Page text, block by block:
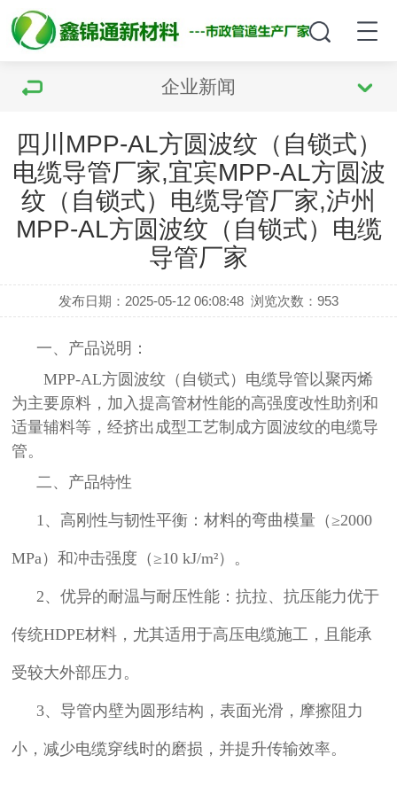
企业新闻
四川MPP-AL方圆波纹（自锁式）
电缆导管厂家,宜宾MPP-AL方圆波
纹（自锁式）电缆导管厂家,泸州
MPP-AL方圆波纹（自锁式）电缆
导管厂家
发布日期：2025-05-12 06:08:48 浏览次数：953
一、产品说明：
MPP-AL方圆波纹（自锁式）电缆导管以聚丙烯
为主要原料，加入提高管材性能的高强度改性助剂和
适量辅料等，经挤出成型工艺制成方圆波纹的电缆导
管。
二、产品特性
1、高刚性与韧性平衡：材料的弯曲模量（≥2000
MPa）和冲击强度（≥10 kJ/m²）。
2、优异的耐温与耐压性能：抗拉、抗压能力优于
传统HDPE材料，尤其适用于高压电缆施工，且能承
受较大外部压力。
3、导管内壁为圆形结构，表面光滑，摩擦阻力
小，减少电缆穿线时的磨损，并提升传输效率。